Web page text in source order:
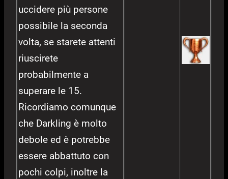
uccidere più persone
possibile la seconda
volta, se starete attenti
riuscirete
probabilmente a
superare le 15.
Ricordiamo comunque
che Darkling è molto
debole ed è potrebbe
essere abbattuto con
pochi colpi, inoltre la